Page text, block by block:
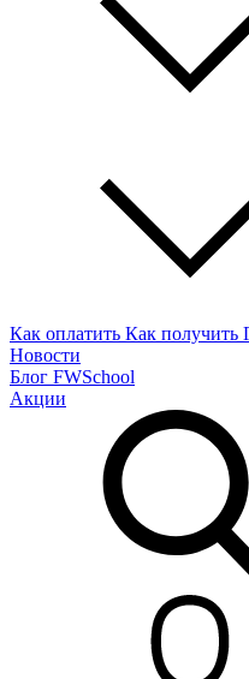
Как оплатить Как получить
Новости
Блог FWSchool
Акции